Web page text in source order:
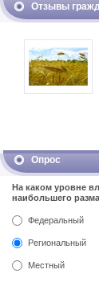
Отзывы
Опрос
На каком уровне
наибольшего
Федеральный
Региональный
Местный